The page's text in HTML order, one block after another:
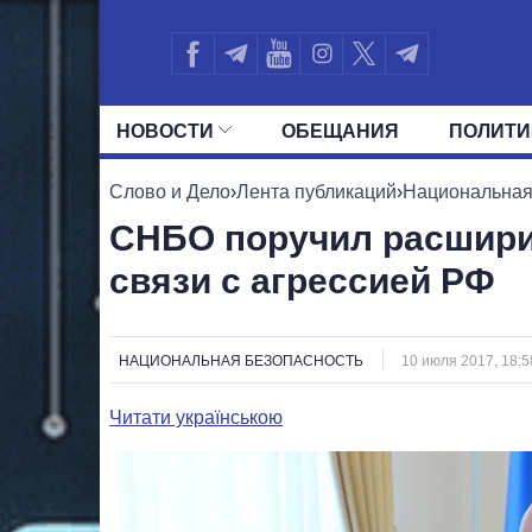
НОВОСТИ ОБЕЩАНИЯ
ВСЕ ПОЛИТИКИ ПРЕЗИДЕНТ И
Слово и Дело›Лента публикаций›
СНБО поручил
связи с агрессией РФ
НАЦИОНАЛЬНАЯ БЕЗОПАСНОСТЬ 10 июля 2017,
Читати українською